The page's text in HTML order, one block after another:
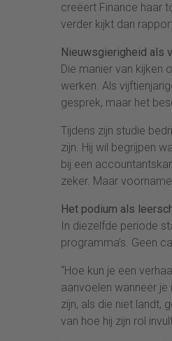
creëert Finance haar
verder kijkt dan
Nieuwsgierigheid als
Die manier van kijken
werken. Als
gesprek, maar het
Tijdens zijn studie
zijn. Hij wil begrijpen
bij een
zeker. Maar
Het podium als
In diezelfde periode
programma’s. Geen
“Hoe kun je een
aanvoelen wanneer
zijn, als die niet landt,
van hoe hij zijn rol